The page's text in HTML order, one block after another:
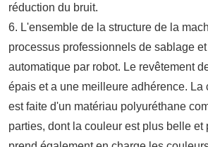
réduction du bruit.
6. L'ensemble de la structure de la
processus professionnels de sablage
automatique par robot. Le revêtement
épais et a une meilleure adhérence. La
est faite d'un matériau polyuréthane
parties, dont la couleur est plus belle et